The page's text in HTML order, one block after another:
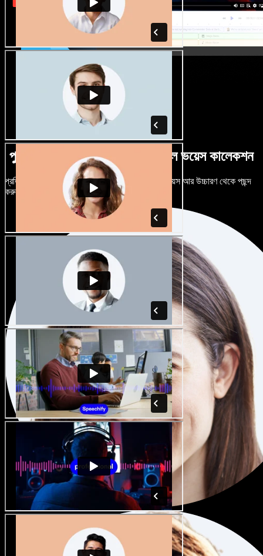
পুরুষ-নারী ভেদে নানান উচ্চারণে বিশাল ভয়েস কালেকশন
প্রতিটি প্রজেক্টকে আলাদা শোনাতে দিন। শত শত AI ভয়েস আর উচ্চারণ থেকে পছন্দ
করুন, নিজের মতো টিউন করুন।